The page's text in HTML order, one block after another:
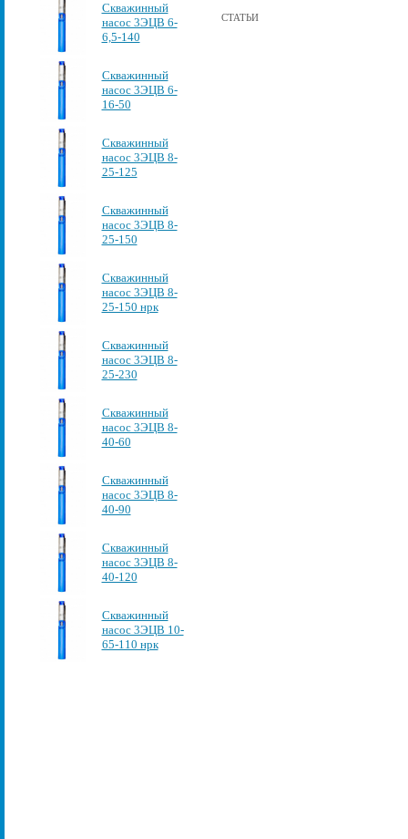
Скважинный
насос 3ЭЦВ 6-
6,5-140
Скважинный
насос 3ЭЦВ 6-
16-50
Скважинный
насос 3ЭЦВ 8-
25-125
Скважинный
насос 3ЭЦВ 8-
25-150
Скважинный
насос 3ЭЦВ 8-
25-150 нрк
Скважинный
насос 3ЭЦВ 8-
25-230
Скважинный
насос 3ЭЦВ 8-
40-60
Скважинный
насос 3ЭЦВ 8-
40-90
Скважинный
насос 3ЭЦВ 8-
40-120
Скважинный
насос 3ЭЦВ 10-
65-110 нрк
СТАТЬИ